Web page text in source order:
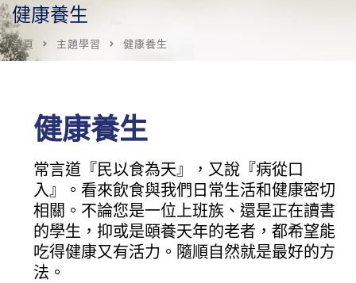
健康養生
首頁 主題學習 健康養生
健康養生
常言道『民以食為天』，又說『病從口
入』。看來飲食與我們日常生活和健康密切
相關。不論您是一位上班族、還是正在讀書
的學生，抑或是頤養天年的老者，都希望能
吃得健康又有活力。隨順自然就是最好的方
法。